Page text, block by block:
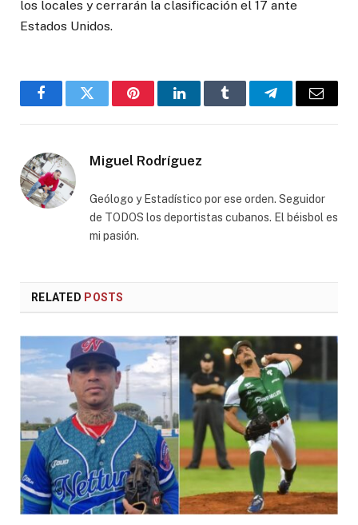
los locales y cerrarán la clasificación el 17 ante
Estados Unidos.
FacebookTwitter PinterestLinkedInTumblr TelegramEmail
Miguel Rodríguez
Geólogo y Estadístico por ese orden. Seguidor
de TODOS los deportistas cubanos. El béisbol es
mi pasión.
RELATED POSTS